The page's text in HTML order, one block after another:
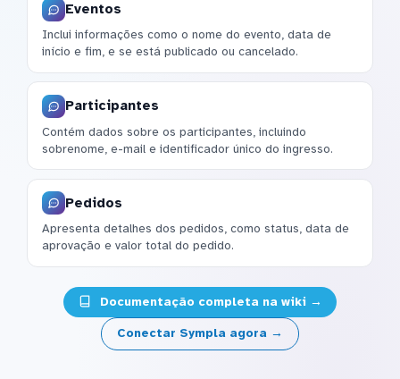
Eventos
Inclui informações como o nome do evento, data de
início e fim, e se está publicado ou cancelado.
Participantes
Contém dados sobre os participantes, incluindo
sobrenome, e-mail e identificador único do ingresso.
Pedidos
Apresenta detalhes dos pedidos, como status, data de
aprovação e valor total do pedido.
Documentação completa na wiki →
Conectar Sympla agora →